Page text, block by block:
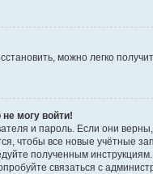
можно легко
могу войти!
и пароль. Если они
чтобы все новые учётные
полученным
связаться с